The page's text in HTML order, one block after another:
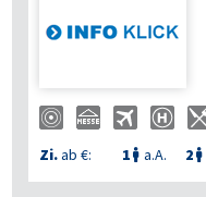
Zi.ab €: 1  a.A. 2 